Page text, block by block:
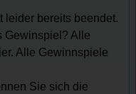
leider bereits beendet.
Gewinspiel? Alle
Alle Gewinnspiele
Sie sich die